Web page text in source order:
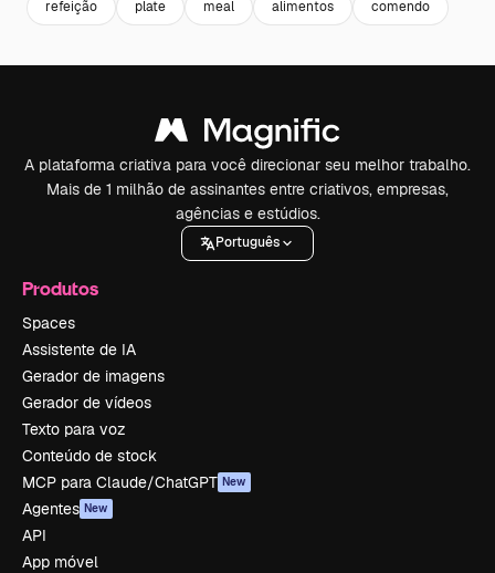
refeição plate meal alimentos comendo
A plataforma criativa para você direcionar seu melhor trabalho.
Mais de 1 milhão de assinantes entre criativos, empresas,
agências e estúdios.
Português
Produtos
Spaces
Assistente de IA
Gerador de imagens
Gerador de vídeos
Texto para voz
Conteúdo de stock
MCP para Claude/ChatGPT New
Agentes New
API
App móvel